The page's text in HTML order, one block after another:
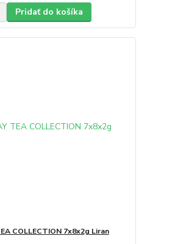
Pridať do košíka
COLLECTION 7x8x2g Liran